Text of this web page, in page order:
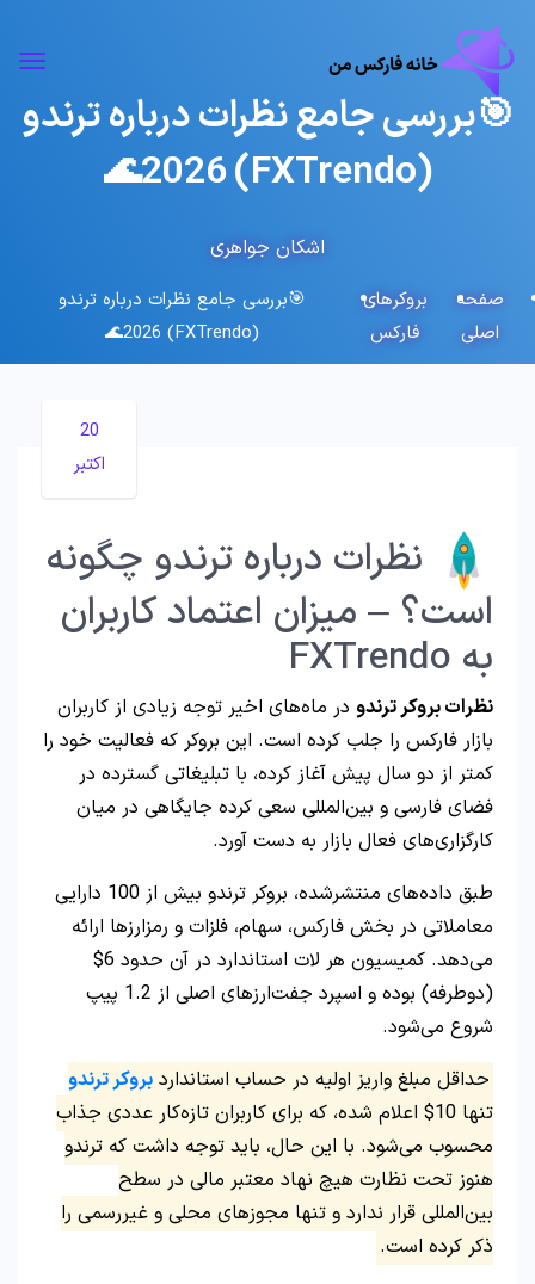
🎯بررسی جامع نظرات درباره ترندو
(FXTrendo) 2026🌊
اشکان جواهری
صفحه
اصلی
بروکرهای
فارکس
🎯بررسی جامع نظرات درباره ترندو
(FXTrendo) 2026🌊
20
اکتبر
نظرات درباره ترندو چگونه
است؟ – میزان اعتماد کاربران
به FXTrendo
نظرات بروکر ترندو در ماه‌های اخیر توجه زیادی از کاربران
بازار فارکس را جلب کرده است. این بروکر که فعالیت خود را
کمتر از دو سال پیش آغاز کرده، با تبلیغاتی گسترده در
فضای فارسی و بین‌المللی سعی کرده جایگاهی در میان
کارگزاری‌های فعال بازار به دست آورد.
طبق داده‌های منتشرشده، بروکر ترندو بیش از 100 دارایی
معاملاتی در بخش فارکس، سهام، فلزات و رمزارزها ارائه
می‌دهد. کمیسیون هر لات استاندارد در آن حدود 6$
(دوطرفه) بوده و اسپرد جفت‌ارزهای اصلی از 1.2 پیپ
شروع می‌شود.
حداقل مبلغ واریز اولیه در حساب استانداردبروکر ترندو
تنها 10$ اعلام شده، که برای کاربران تازه‌کار عددی جذاب
محسوب می‌شود. با این حال، باید توجه داشت که ترندو
هنوز تحت نظارت هیچ نهاد معتبر مالی در سطح
بین‌المللی قرار ندارد و تنها مجوزهای محلی و غیررسمی را
ذکر کرده است.